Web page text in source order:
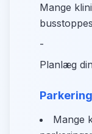
Mange
-
Planlæg
Parkering
Mange